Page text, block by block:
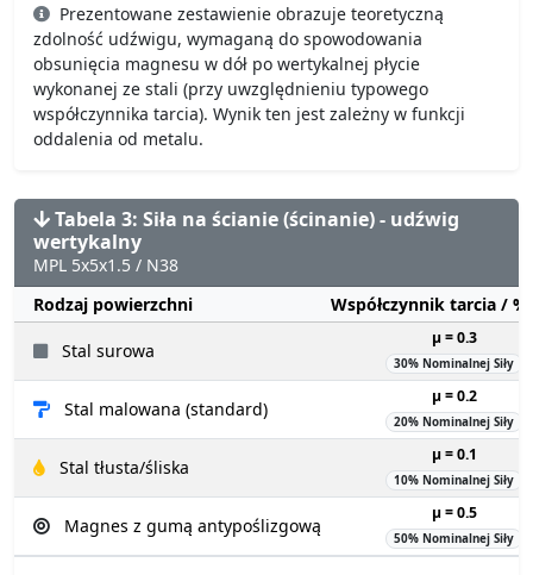
Prezentowane zestawienie obrazuje teoretyczną
zdolność udźwigu, wymaganą do spowodowania
obsunięcia magnesu w dół po wertykalnej płycie
wykonanej ze stali (przy uwzględnieniu typowego
współczynnika tarcia). Wynik ten jest zależny w funkcji
oddalenia od metalu.
Tabela 3: Siła na ścianie (ścinanie) - udźwig
wertykalny
MPL 5x5x1.5 / N38
Rodzaj powierzchni
Współczynnik tarcia /
Stal surowa
µ = 0.3
30% Nominalnej Siły
Stal malowana (standard)
µ = 0.2
20% Nominalnej Siły
Stal tłusta/śliska
µ = 0.1
10% Nominalnej Siły
Magnes z gumą antypoślizgową
µ = 0.5
50% Nominalnej Siły